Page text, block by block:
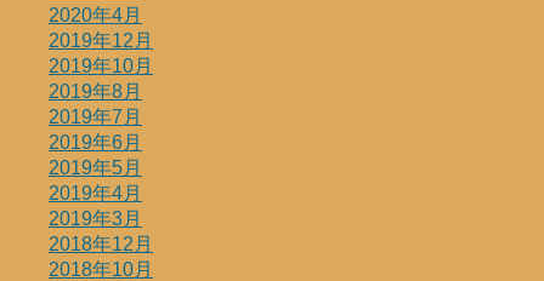
2020年4月
2019年12月
2019年10月
2019年8月
2019年7月
2019年6月
2019年5月
2019年4月
2019年3月
2018年12月
2018年10月